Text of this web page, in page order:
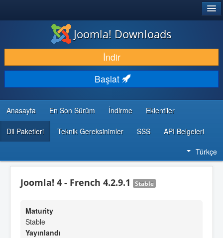
İNDIR & GENIŞLET
KEŞFET & ÖĞREN
TOPLULUK & DESTEK
GELIŞTIRICI KAYNAKLARI
Joomla! Downloads
İndir
Başlat
Anasayfa En Son Sürüm İndirme Eklentiler
Dil Paketleri Teknik Gereksinimler SSS API Belgeleri
Türkçe
Joomla! 4 - French 4.2.9.1 Stable
Maturity
Stable
Yayınlandı